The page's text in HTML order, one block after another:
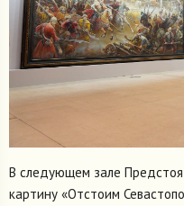
В следующем зале
картину «Отстоим